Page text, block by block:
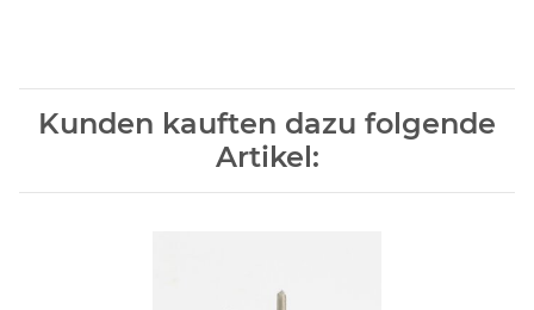
Kunden kauften dazu folgende
Artikel: